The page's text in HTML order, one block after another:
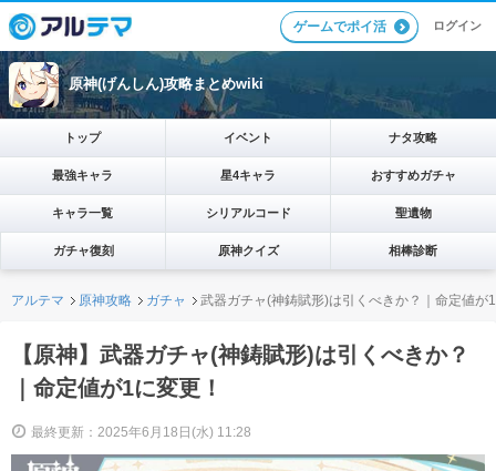
ゲームでポイ活 ログイン
原神(げんしん)攻略まとめwiki
トップ イベント ナタ攻略
最強キャラ 星4キャラ おすすめガチャ
キャラ一覧 シリアルコード 聖遺物
ガチャ復刻 原神クイズ 相棒診断
アルテマ 原神攻略 ガチャ 武器ガチャ(神鋳賦形)は引くべきか？｜命定値が
【原神】武器ガチャ(神鋳賦形)は引くべきか？
｜命定値が1に変更！
最終更新：2025年6月18日(水) 11:28